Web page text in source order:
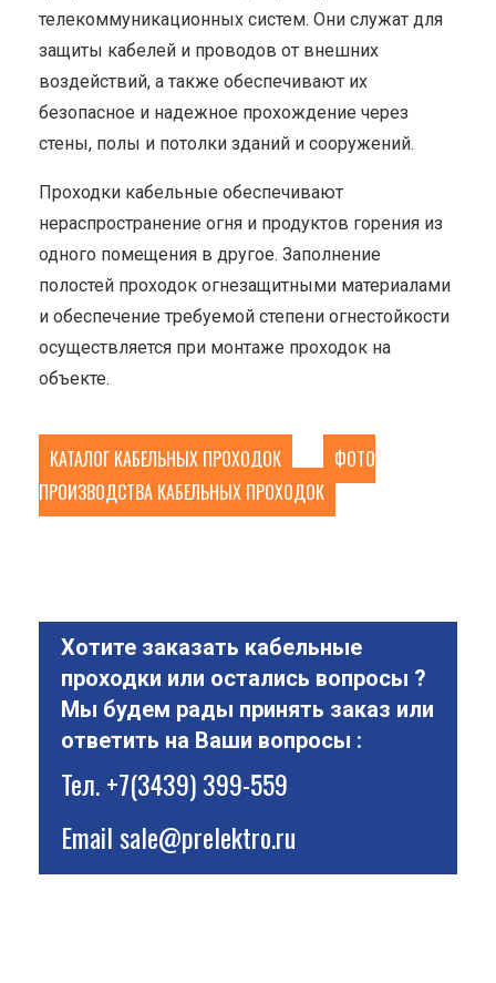
телекоммуникационных систем. Они служат для
защиты кабелей и проводов от внешних
воздействий, а также обеспечивают их
безопасное и надежное прохождение через
стены, полы и потолки зданий и сооружений.
Проходки кабельные обеспечивают
нераспространение огня и продуктов горения из
одного помещения в другое. Заполнение
полостей проходок огнезащитными материалами
и обеспечение требуемой степени огнестойкости
осуществляется при монтаже проходок на
объекте.
КАТАЛОГ КАБЕЛЬНЫХ ПРОХОДОК
ФОТО
ПРОИЗВОДСТВА КАБЕЛЬНЫХ ПРОХОДОК
Хотите заказать кабельные
проходки или остались вопросы ?
Мы будем рады принять заказ или
ответить на Ваши вопросы :
Тел.+7(3439) 399-559
Emailsale@prelektro.ru